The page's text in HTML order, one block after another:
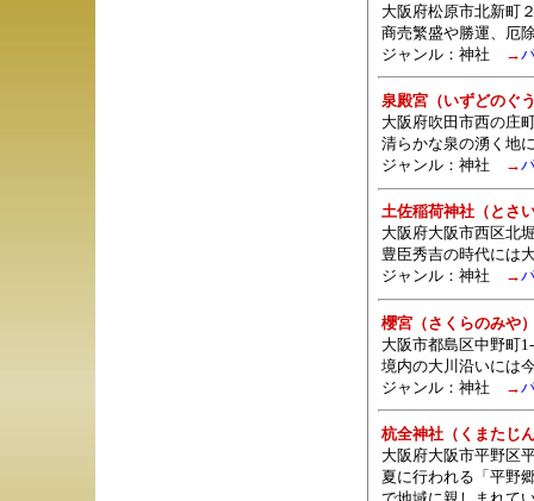
大阪府松原市北新町
商売繁盛や勝運、厄
ジャンル： 神社 →
泉殿宮（いずどのぐ
大阪府吹田市西の庄
清らかな泉の湧く地
ジャンル： 神社 →
土佐稲荷神社（とさ
大阪府大阪市西区北
豊臣秀吉の時代には
ジャンル： 神社 →
櫻宮（さくらのみや
大阪市都島区中野町
境内の大川沿いには
ジャンル： 神社 →
杭全神社（くまたじ
大阪府大阪市平野区
夏に行われる「平野